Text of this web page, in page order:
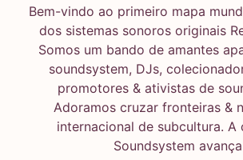
Bem-vindo ao primeiro mapa
dos sistemas sonoros originais
Somos um bando de amantes
soundsystem, DJs,
promotores & ativistas de
Adoramos cruzar fronteiras &
internacional de subcultura. A
Soundsystem